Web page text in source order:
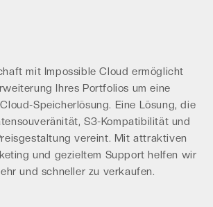
mit Impossible Cloud ermöglicht
Ihres Portfolios um eine
Speicherlösung. Eine Lösung, die
S3-Kompatibilität und
vereint. Mit attraktiven
und gezieltem Support helfen wir
und schneller zu verkaufen.